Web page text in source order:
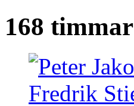
168 timmar